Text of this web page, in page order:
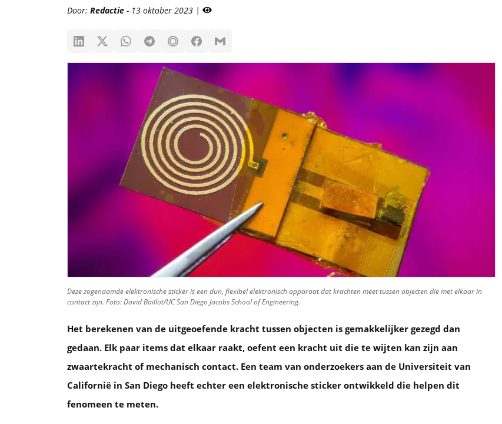
Door: Redactie - 13 oktober 2023 |
Deze zogenaamde elektronische sticker is een dun, flexibel elektronisch apparaat dat krachten meet tussen objecten die met elkaar in
contact zijn. Foto: David Baillot/UC San Diego Jacobs School of Engineering.
Het berekenen van de uitgeoefende kracht tussen objecten is gemakkelijker gezegd dan
gedaan. Elk paar items dat elkaar raakt, oefent een kracht uit die te wijten kan zijn aan
zwaartekracht of mechanisch contact. Een team van onderzoekers aan de Universiteit van
Californië in San Diego heeft echter een elektronische sticker ontwikkeld die helpen dit
fenomeen te meten.